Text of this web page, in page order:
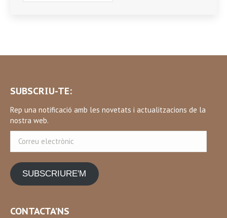
SUBSCRIU-TE:
Rep una notificació amb les novetats i actualitzacions de la
nostra web.
electrònic
SUBSCRIURE'M
CONTACTA’NS